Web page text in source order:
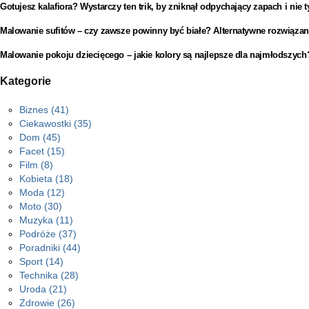
Gotujesz kalafiora? Wystarczy ten trik, by zniknął odpychający zapach i nie
Malowanie sufitów – czy zawsze powinny być białe? Alternatywne
Malowanie pokoju dziecięcego – jakie kolory są najlepsze dla
Kategorie
Biznes (41)
Ciekawostki (35)
Dom (45)
Facet (15)
Film (8)
Kobieta (18)
Moda (12)
Moto (30)
Muzyka (11)
Podróże (37)
Poradniki (44)
Sport (14)
Technika (28)
Uroda (21)
Zdrowie (26)